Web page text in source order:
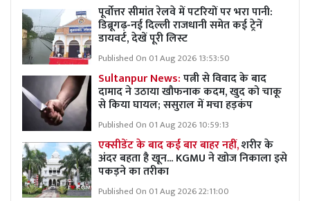
पूर्वोत्तर सीमांत रेलवे में पटरियों पर भरा पानी:
डिब्रूगढ़-नई दिल्ली राजधानी समेत कई ट्रेनें
डायवर्ट, देखें पूरी लिस्ट
Published On 01 Aug 2026 13:53:50
Sultanpur News:पत्नी से विवाद के बाद
दामाद ने उठाया खौफनाक कदम, खुद को चाकू
से किया घायल; ससुराल में मचा हड़कंप
Published On 01 Aug 2026 10:59:13
एक्सीडेंट के बाद कई बार बाहर नहीं,शरीर के
अंदर बहता है खून... KGMU ने खोज निकाला इसे
पकड़ने का तरीका
Published On 01 Aug 2026 22:11:00